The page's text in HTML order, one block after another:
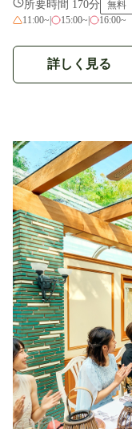
所要時間 170分
無料
11:00~| 15:00~| 16:00~
詳しく見る